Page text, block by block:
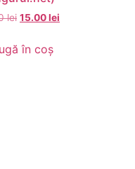
lei 15.00lei
în coș